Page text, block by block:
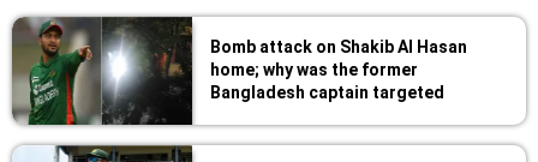
Bomb attack on Shakib Al Hasan
home; why was the former
Bangladesh captain targeted